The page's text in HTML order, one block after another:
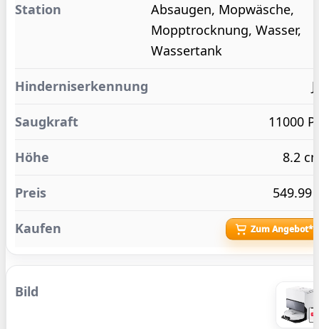
Absaugen, Mopwäsche,
Mopptrocknung, Wasser,
Wassertank
11000
8.2
549.99
Zum Angebot*